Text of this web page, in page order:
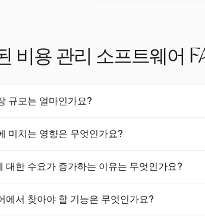
비용 관리 소프트웨어
규모는 얼마인가요?
으로 예상됩니다. 중소기업의 경우 2022년에는
미치는 영향은 무엇인가요?
스탬프와 같은 특정 규정을 준수할 수 있는 소프트
대한 수요가 증가하는 이유는 무엇인가요?
프로세스에서 벗어나고 있음을 보여줍니다.
에서 찾아야 할 기능은 무엇인가요?